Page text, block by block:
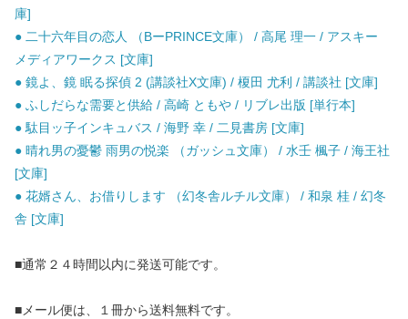
庫]
● 二十六年目の恋人 （BーPRINCE文庫） / 高尾 理一 / アスキー
メディアワークス [文庫]
● 鏡よ、鏡 眠る探偵 2 (講談社X文庫) / 榎田 尤利 / 講談社 [文庫]
● ふしだらな需要と供給 / 高崎 ともや / リブレ出版 [単行本]
● 駄目ッ子インキュバス / 海野 幸 / 二見書房 [文庫]
● 晴れ男の憂鬱 雨男の悦楽 （ガッシュ文庫） / 水壬 楓子 / 海王社
[文庫]
● 花婿さん、お借りします （幻冬舎ルチル文庫） / 和泉 桂 / 幻冬
舎 [文庫]
■通常２４時間以内に発送可能です。
■メール便は、１冊から送料無料です。